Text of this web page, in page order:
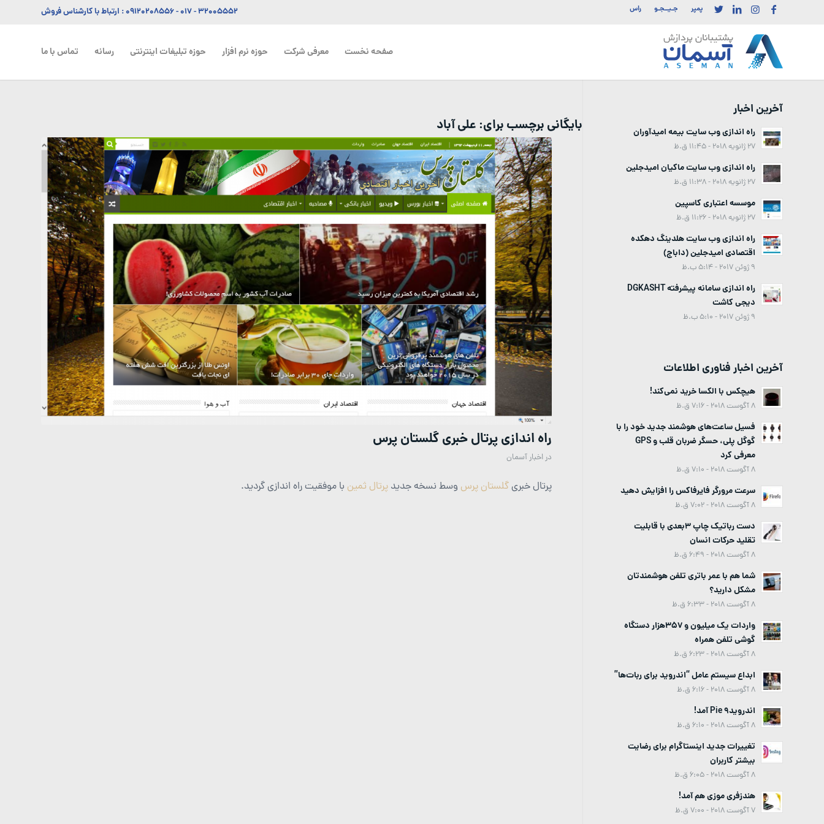
پمپر جـیــجـو راس ۳۲۰۰۵۵۵۲ - ۰۱۷ -۰۹۱۲۰۲۰۸۵۵۶: ارتباط با کارشناس فروش
صفحه نخست معرفی شرکت حوزه نرم افزار حوزه تبلیغات اینترنتی رسانه تماس با ما
بایگانی برچسب برای:علی آباد
راه اندازی پرتال خبری گلستان پرس
در اخبار آسمان
پرتال خبریگلستان پرس وسط نسخه جدید پرتال ثمین با موفقیت راه اندازی گردید.
آخرین اخبار
راه اندازی وب سایت بیمه امیدآوران
27 ژانویه 2018 - 11:45 ق.ظ
راه اندازی وب سایت ماکیان امیدجلین
27 ژانویه 2018 - 11:38 ق.ظ
موسسه اعتباری کاسپین
27 ژانویه 2018 - 11:26 ق.ظ
راه اندازی وب سایت هلدینگ دهکده
اقتصادی امیدجلین (داباج)
9 ژوئن 2017 - 5:14 ب.ظ
راه اندازی سامانه پیشرفته DGKASHT
دیجی کاشت
9 ژوئن 2017 - 5:10 ب.ظ
آخرین اخبار فناوری اطلاعات
هیچکس با الکسا خرید نمی‌کند!
8 آگوست 2018 - 7:16 ق.ظ
فسیل ساعت‌های هوشمند جدید خود را با
گوگل پلی، حسگر ضربان قلب و GPS
معرفی کرد
8 آگوست 2018 - 7:10 ق.ظ
سرعت مرورگر فایرفاکس را افزایش دهید
8 آگوست 2018 - 7:02 ق.ظ
دست رباتیک چاپ 3بعدی با قابلیت
تقلید حرکات انسان
8 آگوست 2018 - 6:49 ق.ظ
شما هم با عمر باتری تلفن هوشمندتان
مشکل دارید؟
8 آگوست 2018 - 6:33 ق.ظ
واردات یک میلیون و 357هزار دستگاه
گوشی تلفن همراه
8 آگوست 2018 - 6:23 ق.ظ
ابداع سیستم عامل “اندروید برای ربات‌ها”
8 آگوست 2018 - 6:16 ق.ظ
اندروید9 Pie آمد!
8 آگوست 2018 - 6:10 ق.ظ
تغییرات جدید اینستاگرام برای رضایت
بیشتر کاربران
8 آگوست 2018 - 6:05 ق.ظ
هندزفری موزی هم آمد!
7 آگوست 2018 - 7:00 ق.ظ